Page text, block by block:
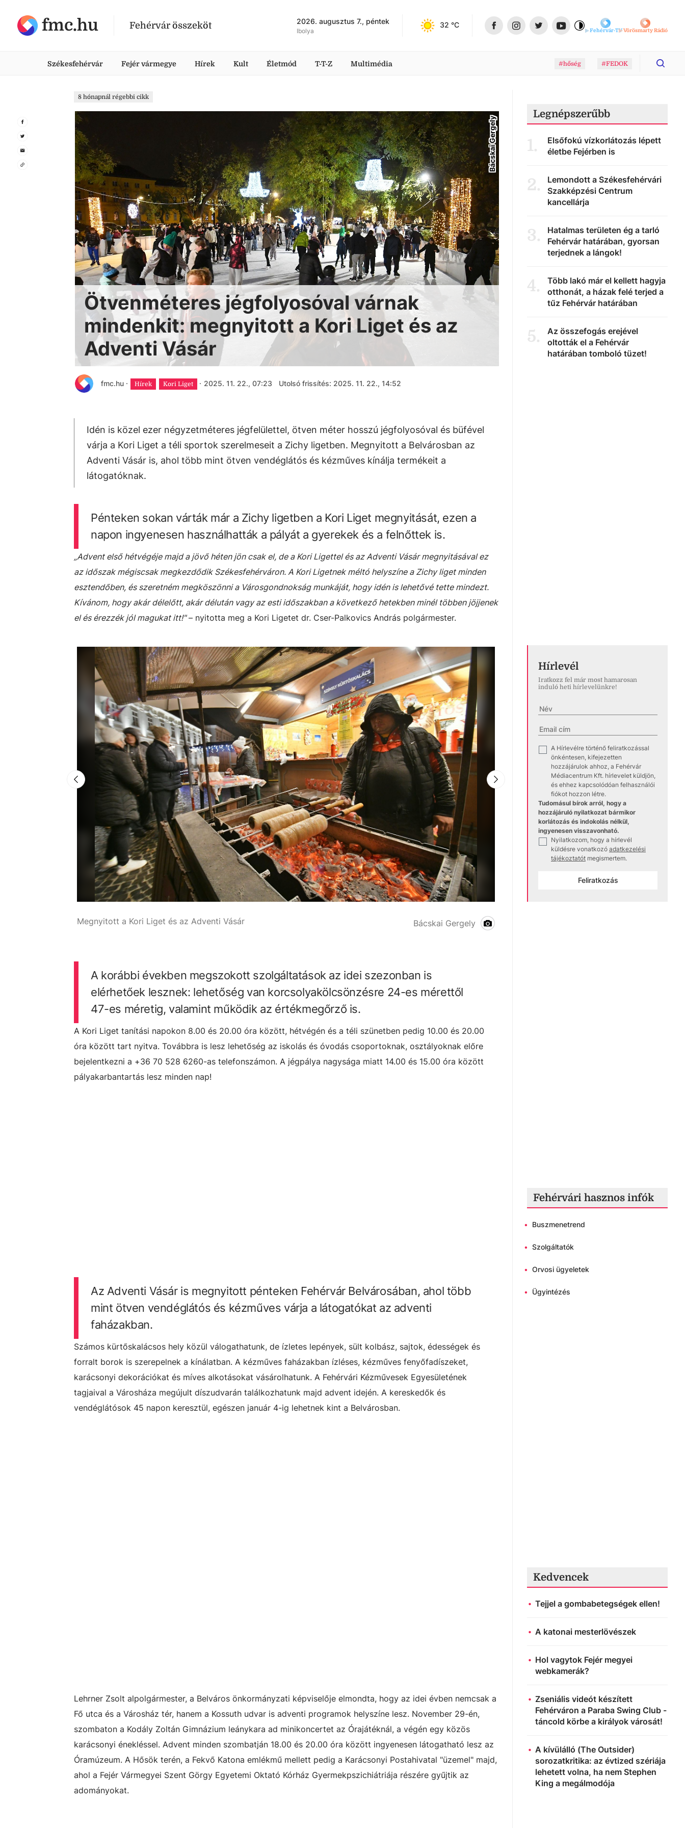
fmc.hu Fehérvár összeköt 2026. augusztus 7., péntek
Ibolya
32 °C
Fehérvár-TVVörösmarty Rádió
Székesfehérvár Fejér vármegye Hírek Kult Életmód T-T-Z Multimédia #hőség #FEDOK
8 hónapnál régebbi cikk
Bácskai Gergely
Ötvenméteres jégfolyosóval várnak
mindenkit: megnyitott a Kori Liget és az
Adventi Vásár
fmc.hu · Hírek Kori Liget · 2025. 11. 22., 07:23 Utolsó frissítés: 2025. 11. 22., 14:52
Idén is közel ezer négyzetméteres jégfelülettel, ötven méter hosszú jégfolyosóval és büfével
várja a Kori Liget a téli sportok szerelmeseit a Zichy ligetben. Megnyitott a Belvárosban az
Adventi Vásár is, ahol több mint ötven vendéglátós és kézműves kínálja termékeit a
látogatóknak.
Pénteken sokan várták már a Zichy ligetben a Kori Liget megnyitását, ezen a
napon ingyenesen használhatták a pályát a gyerekek és a felnőttek is.
„Advent első hétvégéje majd a jövő héten jön csak el, de a Kori Ligettel és az Adventi Vásár megnyitásával ez
az időszak mégiscsak megkezdődik Székesfehérváron. A Kori Ligetnek méltó helyszíne a Zichy liget minden
esztendőben, és szeretném megköszönni a Városgondnokság munkáját, hogy idén is lehetővé tette mindezt.
Kívánom, hogy akár délelőtt, akár délután vagy az esti időszakban a következő hetekben minél többen jöjjenek
el és érezzék jól magukat itt!"– nyitotta meg a Kori Ligetet dr. Cser-Palkovics András polgármester.
Megnyitott a Kori Liget és az Adventi Vásár Bácskai Gergely
A korábbi években megszokott szolgáltatások az idei szezonban is
elérhetőek lesznek: lehetőség van korcsolyakölcsönzésre 24-es mérettől
47-es méretig, valamint működik az értékmegőrző is.
A Kori Liget tanítási napokon 8.00 és 20.00 óra között, hétvégén és a téli szünetben pedig 10.00 és 20.00
óra között tart nyitva. Továbbra is lesz lehetőség az iskolás és óvodás csoportoknak, osztályoknak előre
bejelentkezni a +36 70 528 6260-as telefonszámon. A jégpálya nagysága miatt 14.00 és 15.00 óra között
pályakarbantartás lesz minden nap!
Az Adventi Vásár is megnyitott pénteken Fehérvár Belvárosában, ahol több
mint ötven vendéglátós és kézműves várja a látogatókat az adventi
faházakban.
Számos kürtőskalácsos hely közül válogathatunk, de ízletes lepények, sült kolbász, sajtok, édességek és
forralt borok is szerepelnek a kínálatban. A kézműves faházakban ízléses, kézműves fenyőfadíszeket,
karácsonyi dekorációkat és míves alkotásokat vásárolhatunk. A Fehérvári Kézművesek Egyesületének
tagjaival a Városháza megújult díszudvarán találkozhatunk majd advent idején. A kereskedők és
vendéglátósok 45 napon keresztül, egészen január 4-ig lehetnek kint a Belvárosban.
Lehrner Zsolt alpolgármester, a Belváros önkormányzati képviselője elmondta, hogy az idei évben nemcsak a
Fő utca és a Városház tér, hanem a Kossuth udvar is adventi programok helyszíne lesz. November 29-én,
szombaton a Kodály Zoltán Gimnázium leánykara ad minikoncertet az Órajátéknál, a végén egy közös
karácsonyi énekléssel. Advent minden szombatján 18.00 és 20.00 óra között ingyenesen látogatható lesz az
Óramúzeum. A Hősök terén, a Fekvő Katona emlékmű mellett pedig a Karácsonyi Postahivatal "üzemel" majd,
ahol a Fejér Vármegyei Szent Görgy Egyetemi Oktató Kórház Gyermekpszichiátriája részére gyűjtik az
adományokat.
Legnépszerűbb
1.
Elsőfokú vízkorlátozás lépett
életbe Fejérben is
2.
Lemondott a Székesfehérvári
Szakképzési Centrum
kancellárja
3.
Hatalmas területen ég a tarló
Fehérvár határában, gyorsan
terjednek a lángok!
4.
Több lakó már el kellett hagyja
otthonát, a házak felé terjed a
tűz Fehérvár határában
5.
Az összefogás erejével
oltották el a Fehérvár
határában tomboló tüzet!
Hírlevél
Iratkozz fel már most hamarosan
induló heti hírlevelünkre!
✓
A Hírlevélre történő feliratkozással
önkéntesen, kifejezetten
hozzájárulok ahhoz, a Fehérvár
Médiacentrum Kft. hírlevelet küldjön,
és ehhez kapcsolódóan felhasználói
fiókot hozzon létre.
Tudomásul bírok arról, hogy a
hozzájáruló nyilatkozat bármikor
korlátozás és indokolás nélkül,
ingyenesen visszavonható.
✓
Nyilatkozom, hogy a hírlevél
küldésre vonatkozó adatkezelési
tájékoztatót megismertem.
Feliratkozás
Fehérvári hasznos infók
• Buszmenetrend
• Szolgáltatók
• Orvosi ügyeletek
• Ügyintézés
Kedvencek
Tejjel a gombabetegségek ellen!
A katonai mesterlövészek
Hol vagytok Fejér megyei
webkamerák?
Zseniális videót készített
Fehérváron a Paraba Swing Club -
táncold körbe a királyok városát!
A kívülálló (The Outsider)
sorozatkritika: az évtized szériája
lehetett volna, ha nem Stephen
King a megálmodója